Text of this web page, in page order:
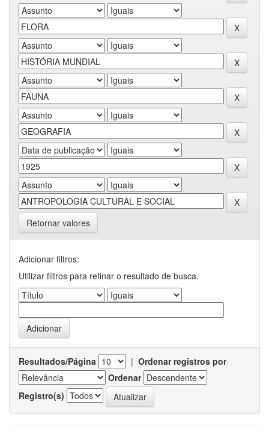
Retornar valores
Adicionar filtros:
Utilizar filtros para refinar o resultado de busca.
Resultados/Página | Ordenar registros por
Ordenar
Registro(s)